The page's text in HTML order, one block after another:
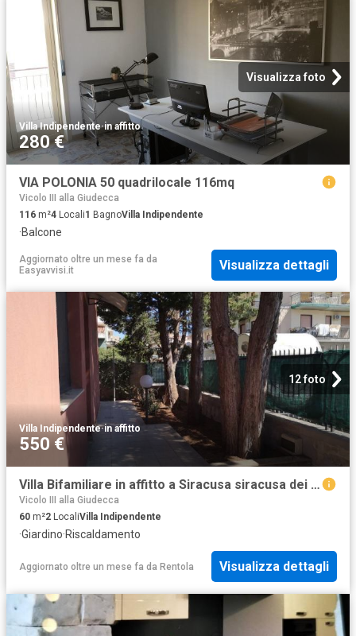
Visualizza foto
Villa Indipendente·in affitto
280 €
VIA POLONIA 50 quadrilocale 116mq
Vicolo III alla Giudecca
116 m²4 Locali1 BagnoVilla Indipendente
·Balcone
Aggiornato oltre un mese fa da
Easyavvisi.it
Visualizza dettagli
12 foto
Villa Indipendente·in affitto
550 €
Villa Bifamiliare in affitto a Siracusa siracusa dei comuni,1, arredato, giardino privato, riscaldamento autonomo TrovaCasa
Vicolo III alla Giudecca
60 m²2 LocaliVilla Indipendente
·Giardino·Riscaldamento
Aggiornato oltre un mese fa da Rentola Visualizza dettagli